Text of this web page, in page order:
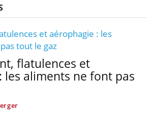
et aérophagie : les
tout le gaz
flatulences et
les aliments ne font pas